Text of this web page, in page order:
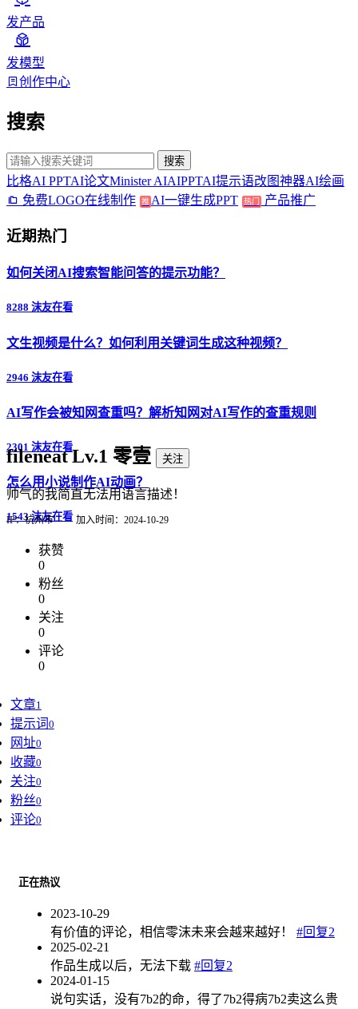
发产品
发模型
创作中心
搜索
搜索
比格AI PPTAI论文Minister AIAIPPTAI提示语改图神器AI绘画
免费LOGO在线制作
推 AI一键生成PPT 热门 产品推广
近期热门
如何关闭AI搜索智能问答的提示功能？
8288 沫友在看
文生视频是什么？如何利用关键词生成这种视频？
2946 沫友在看
AI写作会被知网查重吗？解析知网对AI写作的查重规则
2301 沫友在看
怎么用小说制作AI动画？
1543 沫友在看
fileneatLv.1 零壹 关注
帅气的我简直无法用语言描述！
IP：杭州市 加入时间：2024-10-29
获赞
0
粉丝
0
关注
0
评论
0
文章1
提示词 0
网址0
收藏0
关注0
粉丝0
评论0
正在热议
2023-10-29
有价值的评论，相信零沫未来会越来越好！ #回复2
2025-02-21
作品生成以后，无法下载 #回复2
2024-01-15
说句实话，没有7b2的命，得了7b2得病7b2卖这么贵